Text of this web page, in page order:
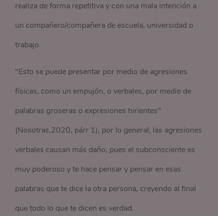
realiza de forma repetitiva y con una mala intención a
un compañero/compañera de escuela, universidad o
trabajo.
"Esto se puede presentar por medio de agresiones
físicas, como un empujón, o verbales, por medio de
palabras groseras o expresiones hirientes"
(Nosotras,2020, párr 1), por lo general, las agresiones
verbales causan más daño, pues el subconsciente es
muy poderoso y te hace pensar y pensar en esas
palabras que te dice la otra persona, creyendo al final
que todo lo que te dicen es verdad.